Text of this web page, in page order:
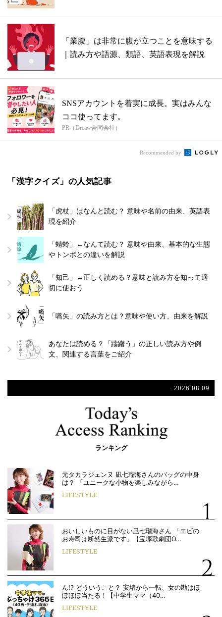
「業腹」は非常に腹が立つことを意味する
｜読み方や語源、類語、英語表現を解説
SNSアカウントを着実に成長。実はみんな
ココ使ってます。
PR（Dreaw合同会社）
Recommended by
「漢字クイズ」の人気記事
「虎杖」はなんと読む？ 意味や名前の由来、英語表
現を紹介
「蜻蛉」←なんて読む？ 意味や由来、基本的な生態
やトンボとの違いを解説
「知己」←正しく読める？意味と読み方を知って適
切に使おう
「嚆矢」の読み方とは？意味や使い方、由来を解説
あなたは読める？「躊躇う」の正しい読み方や例
文、関連する言葉をご紹介
2026.08.09
ランキング
元タカラジェンヌ 凪七瑠海さんのバッグの中身
は？ 「ユニークな小物を楽しみながら…
LIFESTYLE
おいしいものに目がない凪七瑠海さん 「エビの
お寿司は断然生派です」【宝塚歌劇団O…
LIFESTYLE
ん!? どういうこと？ 安堵から一転、女の勘はほ
ぼほぼ当たる！【中学生ママ（40…
LIFESTYLE